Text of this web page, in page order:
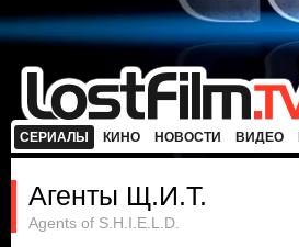
СЕРИАЛЫ КИНО НОВОСТИ ВИДЕО
Агенты Щ.И.Т.
Agents of S.H.I.E.L.D.